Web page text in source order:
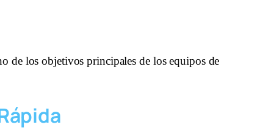
de los objetivos principales de los equipos de